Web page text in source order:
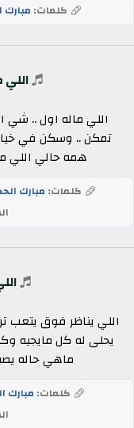
كلمات: مبارك
اللي ماله اول .. شي
تمكن .. وسكن في
همه حالي اللي
كلمات: مبارك
اللي يناظر فوق يتعب
يحلى له كل مايجيه
ماهي حاله
كلمات: مبارك